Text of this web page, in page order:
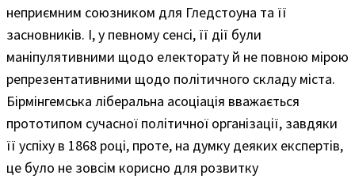
неприємним союзником для Гледстоуна та її
засновників. І, у певному сенсі, її дії були
маніпулятивними щодо електорату й не повною мірою
репрезентативними щодо політичного складу міста.
Бірмінгемська ліберальна асоціація вважається
прототипом сучасної політичної організації, завдяки
її успіху в 1868 році, проте, на думку деяких експертів,
це було не зовсім корисно для розвитку